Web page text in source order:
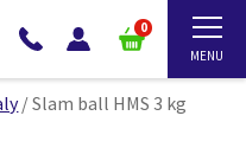
0
/Slam ball HMS 3 kg